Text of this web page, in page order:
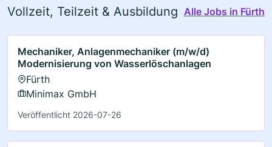
Vollzeit, Teilzeit & Ausbildung Alle Jobs in Fürth
Mechaniker, Anlagenmechaniker (m/w/d)
Modernisierung von Wasserlöschanlagen
Fürth
Minimax GmbH
Veröffentlicht 2026-07-26